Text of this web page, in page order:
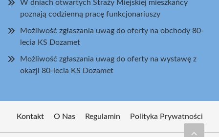
W dniach otwartych Straży Miejskiej mieszkańcy
poznają codzienną pracę funkcjonariuszy
Możliwość zgłaszania uwag do oferty na obchody 80-
lecia KS Dozamet
Możliwość zgłaszania uwag do oferty na wystawę z
okazji 80-lecia KS Dozamet
Kontakt O Nas Regulamin Polityka Prywatności